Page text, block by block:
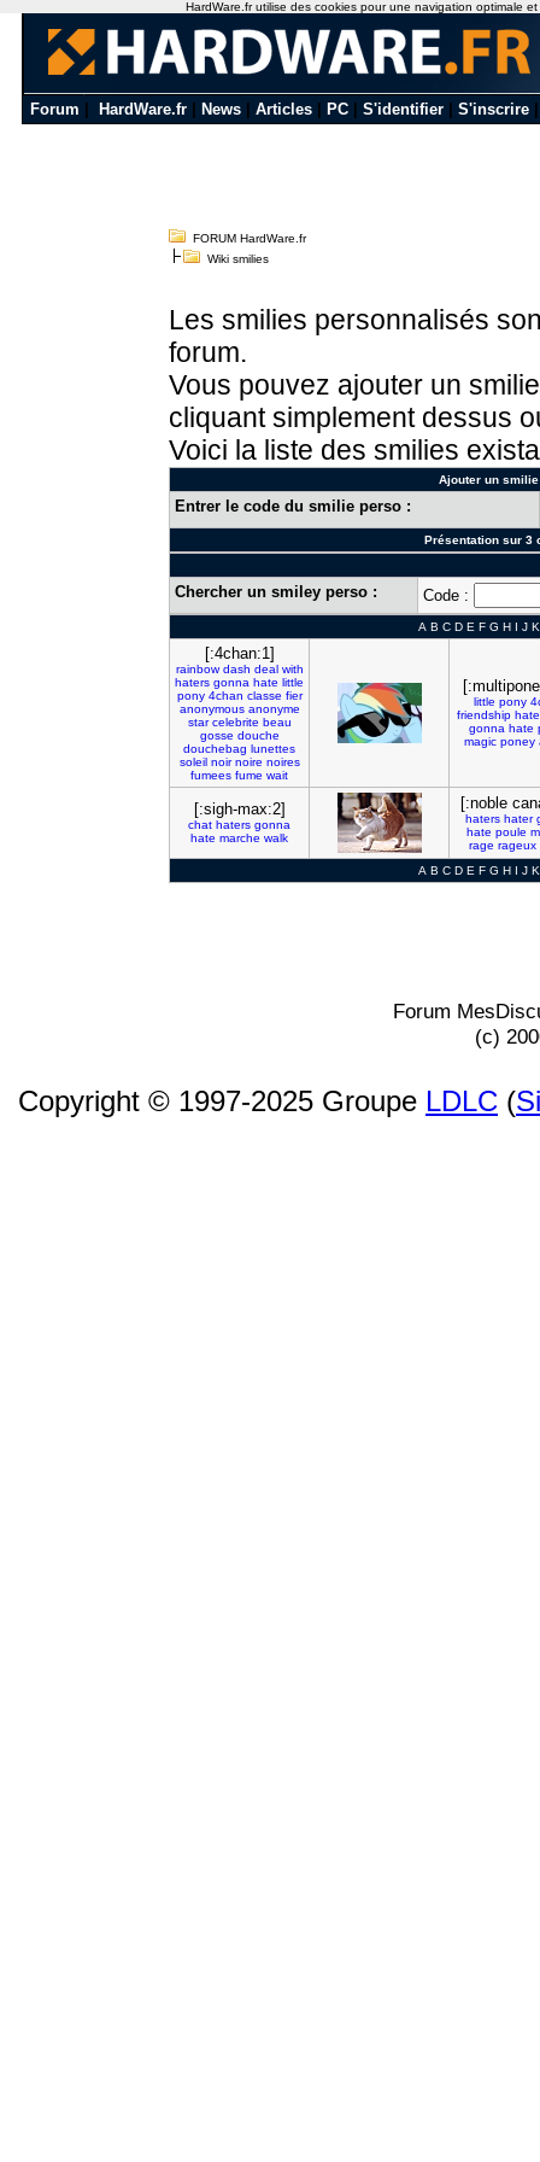
Forum HardWare.fr News Articles PC S'identifier S'inscrire
FORUM HardWare.fr
Wiki smilies
Les smilies personnalisés
forum.
Vous pouvez ajouter un
cliquant simplement dessus
Voici la liste des smilies
Ajouter un
Entrer le code du smilie perso :
Présentation sur 3
Chercher un smiley perso : Code :
A B C D E F G H I J K
[:4chan:1]
rainbow dash deal with
haters gonna hate little
pony 4chan classe fier
anonymous anonyme
star celebrite beau
gosse douche
douchebag lunettes
soleil noir noire noires
fumees fume wait
little pony
friendship
gonna hate
magic poney
[:sigh-max:2]
chat haters gonna
hate marche walk
[:noble
haters hater
hate poule
rage rageux
A B C D E F G H I J K
Forum
(c)
Copyright © 1997-2025 Groupe LDLC (
HardWare.fr utilise des cookies pour une navigation optimale